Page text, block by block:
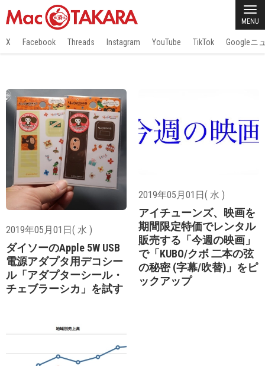
MENU
X Facebook Threads Instagram YouTube TikTok Googleニ
2019年05月01日( 水 )
ダイソーのApple 5W USB
電源アダプタ用デコシー
ル「アダプターシール・
チェブラーシカ」を試す
2019年05月01日( 水 )
アイチューンズ、映画を
期間限定特価でレンタル
販売する「今週の映画」
で「KUBO/クボ 二本の弦
の秘密 (字幕/吹替)」をピ
ックアップ